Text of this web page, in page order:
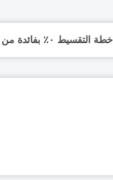
خطة التقسيط ٠٪ بفائدة من "تابي"